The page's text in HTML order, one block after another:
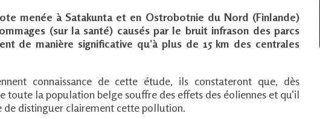
menée à Satakunta et en Ostrobotnie du Nord (Finlande)
(sur la santé) causés par le bruit infrason des parcs
de manière significative qu’à plus de 15 km des centrales
connaissance de cette étude, ils constateront que, dès
toute la population belge souffre des effets des éoliennes et qu’il
de distinguer clairement cette pollution.